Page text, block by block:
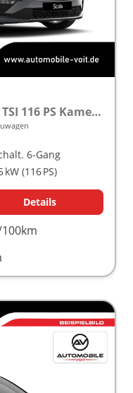
CLEVER Modelljahr 2027 1.0 TSI 116 PS Kamera frei konfigurierbar!
6-Gang
kW (116 PS)
Details